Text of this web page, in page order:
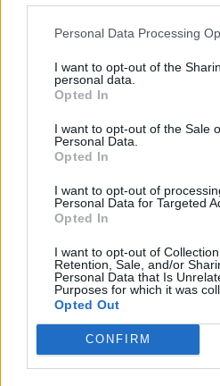
Personal Data Processing
I want to opt-out of the
personal data.
Opted In
I want to opt-out of the Sale
Personal Data.
Opted In
I want to opt-out of
Personal Data for Targeted
Opted In
I want to opt-out of
Retention, Sale, and/or
Personal Data that Is
Purposes for which it was
Opted Out
CONFIRM
los equipos mantener la
los proyectos.
Paso 5: Evalúa y ajusta
y realiza ajustes según
Preguntas
DesignOps
¿Es DesignOps solo para
No, incluso los equipos
beneficiarse al
herramientas centralizadas.